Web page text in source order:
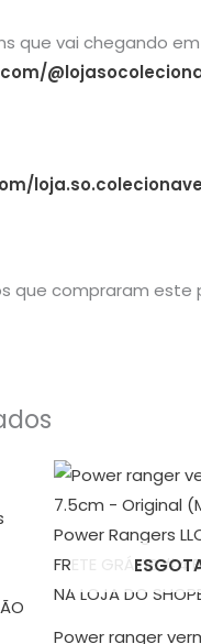
que vai chegando
que compraram este
Power ranger